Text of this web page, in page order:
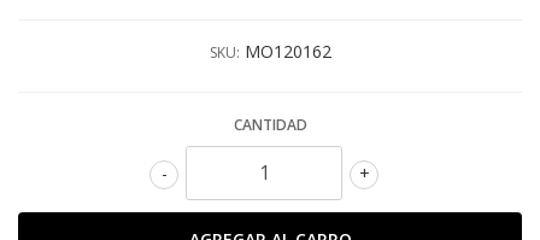
SKU: MO120162
CANTIDAD
+
-